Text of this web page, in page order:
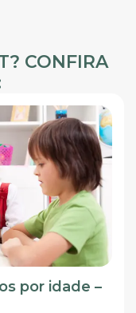
CONFIRA
por idade –